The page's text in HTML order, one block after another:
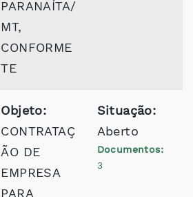
PARANAÍTA/
MT,
CONFORME
TE
Objeto:
CONTRATAÇ
ÃO DE
EMPRESA
PARA
Situação:
Aberto
Documentos:
3